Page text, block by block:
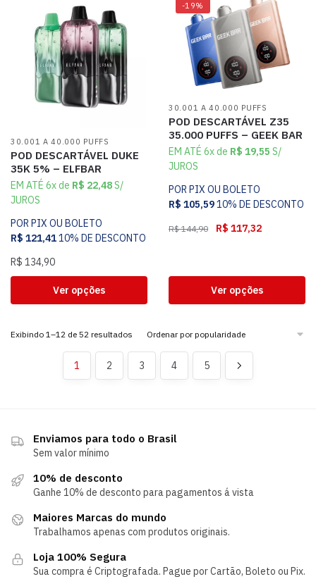
30.001 A 40.000 PUFFS
POD DESCARTÁVEL DUKE
35K 5% – ELFBAR
EM ATÉ 6x de R$ 22,48S/
JUROS
POR PIX OU BOLETO
R$ 121,4110% DE DESCONTO
R$ 134,90
Ver opções
-19%
30.001 A 40.000 PUFFS
POD DESCARTÁVEL Z35
35.000 PUFFS – GEEK BAR
EM ATÉ 6x de R$ 19,55 S/
JUROS
POR PIX OU BOLETO
R$ 105,5910% DE DESCONTO
R$144,90 R$ 117,32
Ver opções
Exibindo 1–12 de 52 resultados
1 2 3 4 5
Enviamos para todo o Brasil
Sem valor mínimo
10% de desconto
Ganhe 10% de desconto para pagamentos á vista
Maiores Marcas do mundo
Trabalhamos apenas com produtos originais.
Loja 100% Segura
Sua compra é Criptografada. Pague por Cartão, Boleto ou Pix.